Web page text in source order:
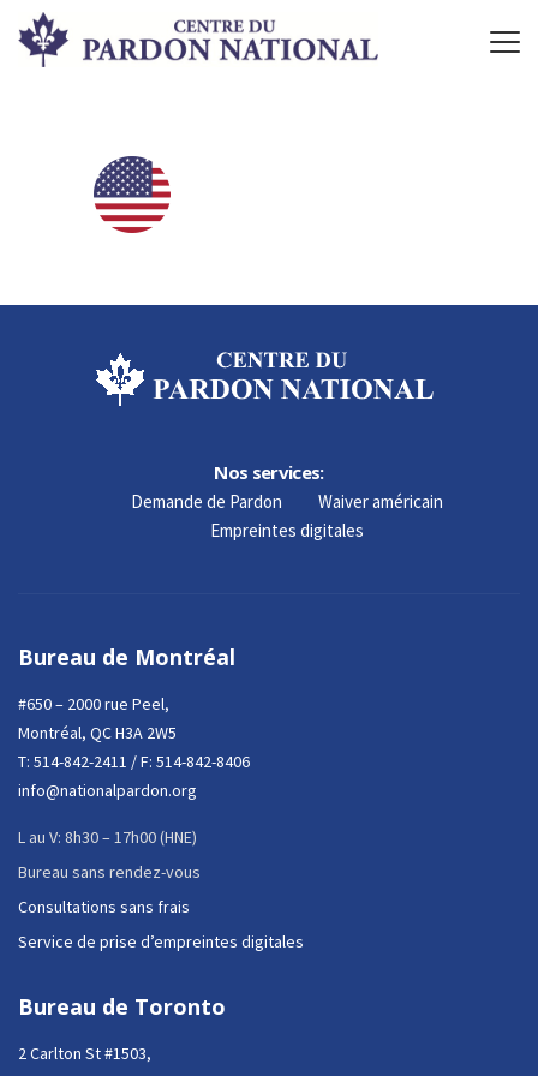
Nos services:
Demande de Pardon
Waiver américain
Empreintes digitales
Bureau de Montréal
#650 – 2000 rue Peel,
Montréal, QC H3A 2W5
T: 514-842-2411 / F: 514-842-8406
info@nationalpardon.org
L au V: 8h30 – 17h00 (HNE)
Bureau sans rendez-vous
Consultations sans frais
Service de prise d’empreintes digitales
Bureau de Toronto
2 Carlton St #1503,